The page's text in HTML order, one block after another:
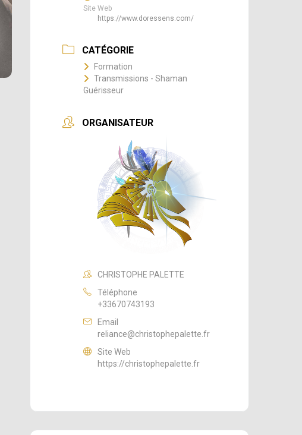
Site Web
https://www.doressens.com/
CATÉGORIE
Formation
Transmissions - Shaman
Guérisseur
ORGANISATEUR
CHRISTOPHE PALETTE
Téléphone
+33670743193
Email
reliance@christophepalette.fr
Site Web
https://christophepalette.fr